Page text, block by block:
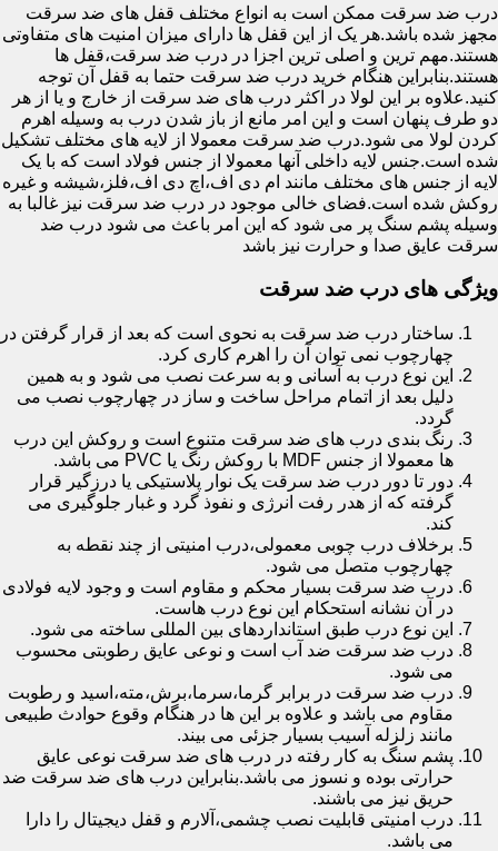
درب ضد سرقت ممکن است به انواع مختلف قفل های ضد سرقت
مجهز شده باشد.هر یک از این قفل ها دارای میزان امنیت های متفاوتی
هستند.مهم ترین و اصلی ترین اجزا در درب ضد سرقت،قفل ها
هستند.بنابراین هنگام خرید درب ضد سرقت حتما به قفل آن توجه
کنید.علاوه بر این لولا در اکثر درب های ضد سرقت از خارج و یا از هر
دو طرف پنهان است و این امر مانع از باز شدن درب به وسیله اهرم
کردن لولا می شود.درب ضد سرقت معمولا از لایه های مختلف تشکیل
شده است.جنس لایه داخلی آنها معمولا از جنس فولاد است که با یک
لایه از جنس های مختلف مانند ام دی اف،اچ دی اف،فلز،شیشه و غیره
روکش شده است.فضای خالی موجود در درب ضد سرقت نیز غالبا به
وسیله پشم سنگ پر می شود که این امر باعث می شود درب ضد
سرقت عایق صدا و حرارت نیز باشد
ویژگی های درب ضد سرقت
ساختار درب ضد سرقت به نحوی است که بعد از قرار گرفتن در
چهارچوب نمی توان آن را اهرم کاری کرد.
این نوع درب به آسانی و به سرعت نصب می شود و به همین
دلیل بعد از اتمام مراحل ساخت و ساز در چهارچوب نصب می
گردد.
رنگ بندی درب های ضد سرقت متنوع است و روکش این درب
ها معمولا از جنس MDF با روکش رنگ یا PVC می باشد.
دور تا دور درب ضد سرقت یک نوار پلاستیکی یا درزگیر قرار
گرفته که از هدر رفت انرژی و نفوذ گرد و غبار جلوگیری می
کند.
برخلاف درب چوبی معمولی،درب امنیتی از چند نقطه به
چهارچوب متصل می شود.
درب ضد سرقت بسیار محکم و مقاوم است و وجود لایه فولادی
در آن نشانه استحکام این نوع درب هاست.
این نوع درب طبق استانداردهای بین المللی ساخته می شود.
درب ضد سرقت ضد آب است و نوعی عایق رطوبتی محسوب
می شود.
درب ضد سرقت در برابر گرما،سرما،برش،مته،اسید و رطوبت
مقاوم می باشد و علاوه بر این ها در هنگام وقوع حوادث طبیعی
مانند زلزله آسیب بسیار جزئی می بیند.
پشم سنگ به کار رفته در درب های ضد سرقت نوعی عایق
حرارتی بوده و نسوز می باشد.بنابراین درب های ضد سرقت ضد
حریق نیز می باشند.
درب امنیتی قابلیت نصب چشمی،آلارم و قفل دیجیتال را دارا
می باشد.